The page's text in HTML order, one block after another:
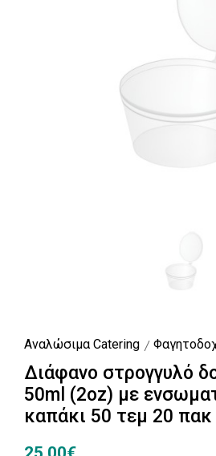
Αναλώσιμα Catering
Διάφανο στρογγυλό
50ml (2oz) με
καπάκι 50 τεμ 20 πακ